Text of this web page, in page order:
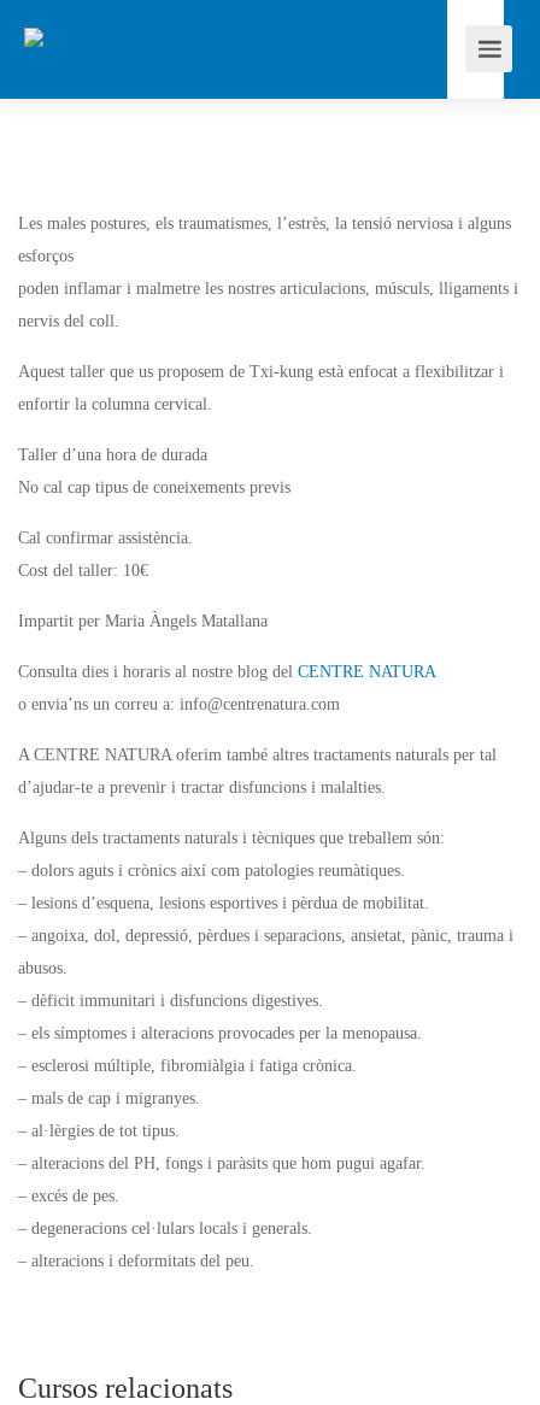
Les males postures, els traumatismes, l’estrès, la tensió nerviosa i alguns
esforços
poden inflamar i malmetre les nostres articulacions, músculs, lligaments i
nervis del coll.
Aquest taller que us proposem de Txi-kung està enfocat a flexibilitzar i
enfortir la columna cervical.
Taller d’una hora de durada
No cal cap tipus de coneixements previs
Cal confirmar assistència.
Cost del taller: 10€
Impartit per Maria Àngels Matallana
Consulta dies i horaris al nostre blog del CENTRE NATURA
o envia’ns un correu a: info@centrenatura.com
A CENTRE NATURA oferim també altres tractaments naturals per tal
d’ajudar-te a prevenir i tractar disfuncions i malalties.
Alguns dels tractaments naturals i tècniques que treballem són:
– dolors aguts i crònics així com patologies reumàtiques.
– lesions d’esquena, lesions esportives i pèrdua de mobilitat.
– angoixa, dol, depressió, pèrdues i separacions, ansietat, pànic, trauma i
abusos.
– dèficit immunitari i disfuncions digestives.
– els símptomes i alteracions provocades per la menopausa.
– esclerosi múltiple, fibromiàlgia i fatiga crònica.
– mals de cap i migranyes.
– al·lèrgies de tot tipus.
– alteracions del PH, fongs i paràsits que hom pugui agafar.
– excés de pes.
– degeneracions cel·lulars locals i generals.
– alteracions i deformitats del peu.
Cursos relacionats